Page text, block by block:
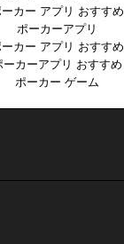
ーカー アプリ おすすめ
ポーカーアプリ
ーカー アプリ おすすめ
ーカーアプリ おすすめ
ポーカー ゲーム